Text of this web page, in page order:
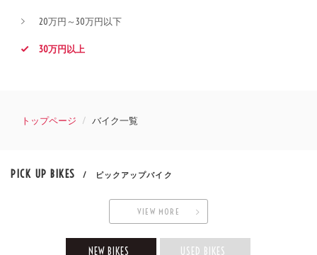
20万円～30万円以下
30万円以上
トップページ バイク一覧
PICK UP BIKES / ピックアップバイク
VIEW MORE
NEW BIKES USED BIKES